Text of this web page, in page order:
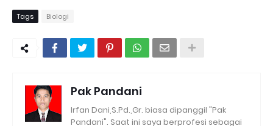
Tags Biologi
Pak Pandani
Irfan Dani,S.Pd.,Gr. biasa dipanggil "Pak
Pandani". Saat ini saya berprofesi sebagai